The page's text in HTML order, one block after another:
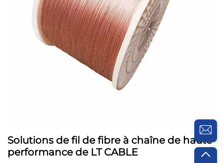
Solutions de fil de fibre à chaîne de haute
performance de LT CABLE